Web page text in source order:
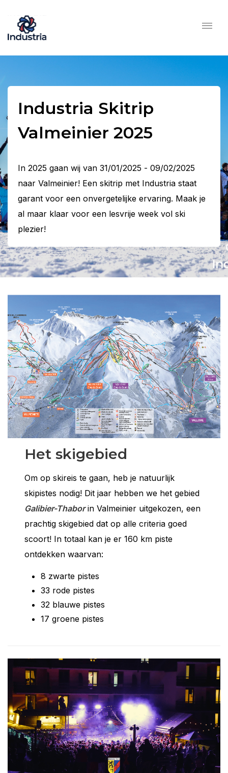
Industria Skitrip
Valmeinier 2025
In 2025 gaan wij van 31/01/2025 - 09/02/2025
naar Valmeinier! Een skitrip met Industria staat
garant voor een onvergetelijke ervaring. Maak je
al maar klaar voor een lesvrije week vol ski
plezier!
Het skigebied
Om op skireis te gaan, heb je natuurlijk
skipistes nodig! Dit jaar hebben we het gebied
Galibier-Thaborin Valmeinier uitgekozen, een
prachtig skigebied dat op alle criteria goed
scoort! In totaal kan je er 160 km piste
ontdekken waarvan:
8 zwarte pistes
33 rode pistes
32 blauwe pistes
17 groene pistes